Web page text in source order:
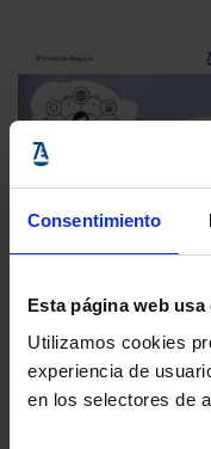
Consentimiento
Esta página web usa
Utilizamos cookies
experiencia de
en los selectores de
Formación
Abierto el plazo
para inscribirse
la segunda